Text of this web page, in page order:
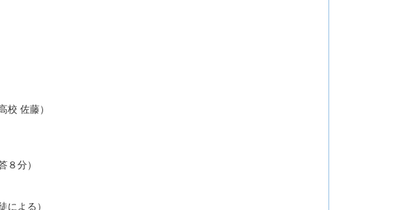
佐藤）
）
よる）